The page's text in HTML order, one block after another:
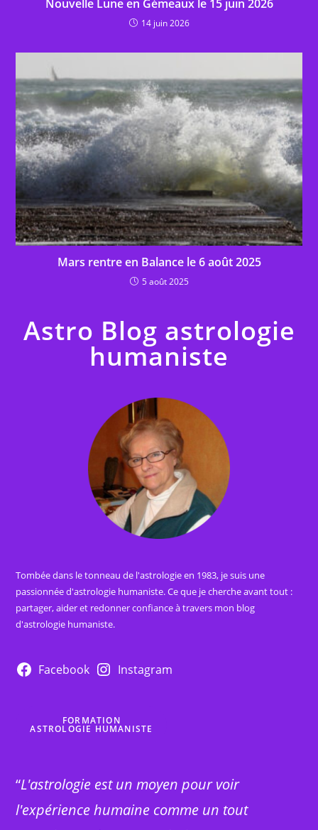
Nouvelle Lune en Gémeaux le 15 juin 2026
14 juin 2026
Mars rentre en Balance le 6 août 2025
5 août 2025
Astro Blog astrologie
humaniste
Tombée dans le tonneau de l'astrologie en 1983, je suis une
passionnée d'astrologie humaniste. Ce que je cherche avant tout :
partager, aider et redonner confiance à travers mon blog
d'astrologie humaniste.
Facebook Instagram
FORMATION
ASTROLOGIE HUMANISTE
“L'astrologie est un moyen pour voir
l'expérience humaine comme un tout